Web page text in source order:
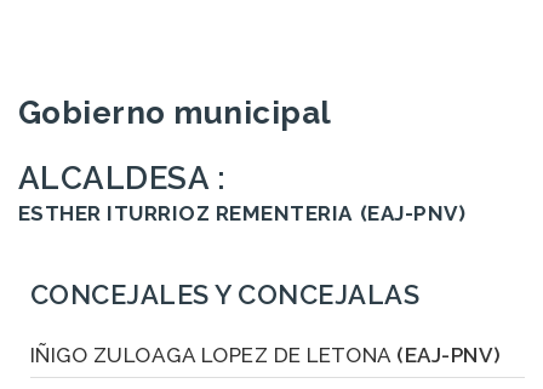
Gobierno municipal
ALCALDESA :
ESTHER ITURRIOZ REMENTERIA (EAJ-PNV)
CONCEJALES Y CONCEJALAS
IÑIGO ZULOAGA LOPEZ DE LETONA (EAJ-PNV)